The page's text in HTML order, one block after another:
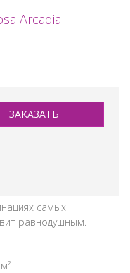
Arcadia
ЗАКАЗАТЬ
самых
равнодушным.